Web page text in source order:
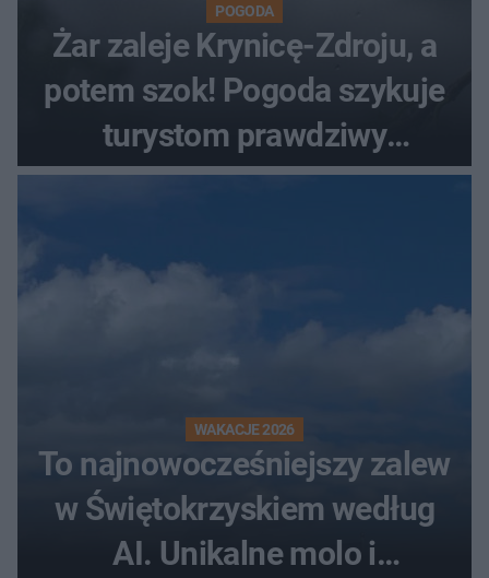
POGODA
Żar zaleje Krynicę-Zdroju, a
potem szok! Pogoda szykuje
turystom prawdziwy
rollercoaster
WAKACJE 2026
To najnowocześniejszy zalew
w Świętokrzyskiem według
AI. Unikalne molo i